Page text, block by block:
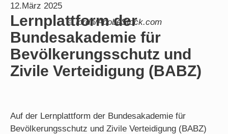
© lordn/AdobeStock.com
12.März 2025
Lernplattform der
Bundesakademie für
Bevölkerungsschutz und
Zivile Verteidigung (BABZ)
Auf der Lernplattform der Bundesakademie für
Bevölkerungsschutz und Zivile Verteidigung (BABZ)